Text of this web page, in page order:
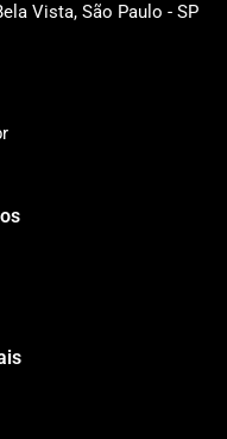
Vista, São Paulo - SP